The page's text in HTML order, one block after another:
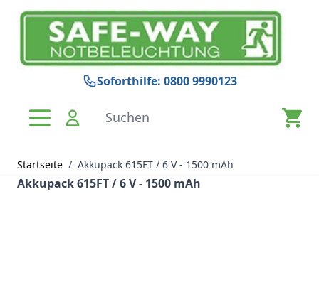
Zum Inhalt springen
Soforthilfe: 0800 9990123
Suchen
Startseite / Akkupack 615FT / 6 V - 1500 mAh
Akkupack 615FT / 6 V - 1500 mAh